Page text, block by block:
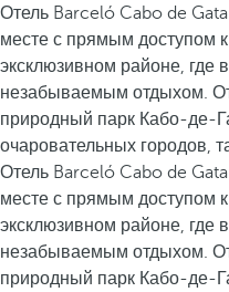
Отель Barceló Cabo de
месте с прямым доступом
эксклюзивном районе, где
незабываемым отдыхом.
природный парк Кабо-де-
очаровательных городов,
Отель Barceló Cabo de
месте с прямым доступом
эксклюзивном районе, где
незабываемым отдыхом.
природный парк Кабо-де-